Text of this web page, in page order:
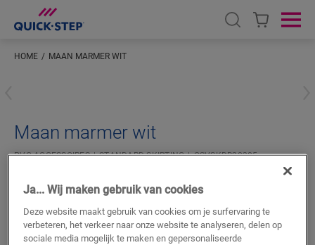
Open search
HOME MAAN MARMER WIT
Maan marmer wit
PVC ACCESSOIRES STANDARD SKIRTING QSVSKDB20305
Kleur afgestemd op je vloer
Krasbestendige toplaag
Waterbestendig
Ja... Wij maken gebruik van cookies
Deze website maakt gebruik van cookies om je surfervaring te
verbeteren, het verkeer naar onze website te analyseren, delen op
sociale media mogelijk te maken en gepersonaliseerde